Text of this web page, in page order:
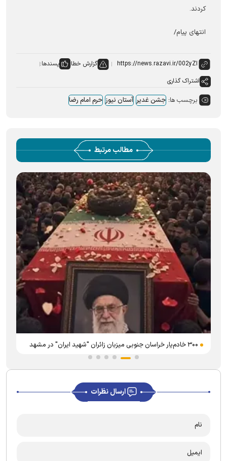
کردند.
انتهای پیام/
گزارش خطا
پسندها:
اشتراک گذاری
برچسب ها: جشن غدیر آستان نیوز حرم امام رضا
مطالب مرتبط
۳۰۰ خادم‌یار خراسان جنوبی میزبان زائران "شهید ایران" در مشهد
ارسال نظرات